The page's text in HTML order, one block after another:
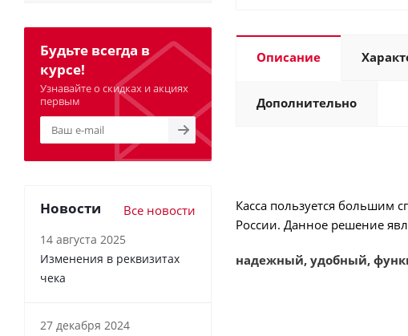
Описание
Дополнительно
Касса пользуется большим
России. Данное решение
надежный, удобный,
Будьте всегда в
курсе!
Узнавайте о скидках и акциях
первым
Новости Все новости
14 августа 2025
Изменения в реквизитах
чека
27 декабря 2024